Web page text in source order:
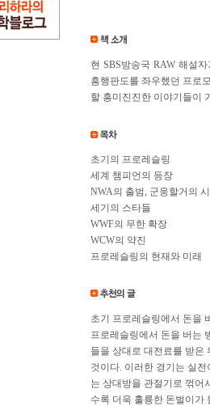
현 SBS방송국 RAW 해설
흥행판도를 좌우했던 프로
할 흥미진진한 이야기들이
초기의 프로레슬링
세계 챔피언의 등장
NWA의 출범, 군웅할거의
세기의 스타들
WWF의 무한 확장
WCW의 약진
프로레슬링의 현재와 미래
초기 프로레슬링에서 돈을
프로레슬링에서 돈을 버는
들을 상대로 대전료를 받은
것이다. 이러한 경기는 실
는 상대방을 관절기로 꺾어
수록 더욱 훌륭한 돈벌이가